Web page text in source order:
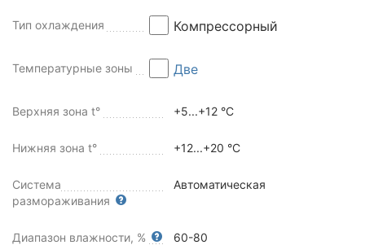
Тип охлаждения Компрессорный
Температурные зоны Две
Верхняя зона t° +5...+12 °C
Нижняя зона t° +12...+20 °C
Система
размораживания
Автоматическая
Диапазон влажности, % 60-80